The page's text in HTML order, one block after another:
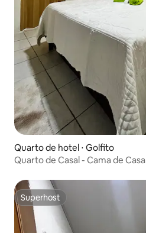
Quarto de hotel ⋅ Golfito
Quarto de Casal - Cama de Casal
Superhost
Superhost